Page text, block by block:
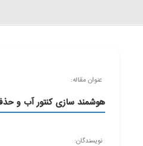
عنوان مقاله:
هوشمند سازی کنتور آب و
نویسندگان: